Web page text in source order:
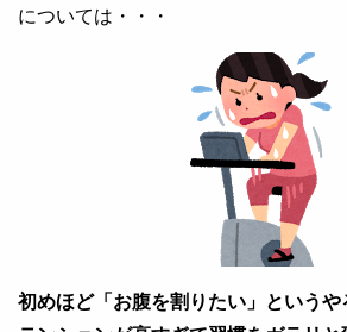
については・・・
初めほど「お腹を割りたい」というや